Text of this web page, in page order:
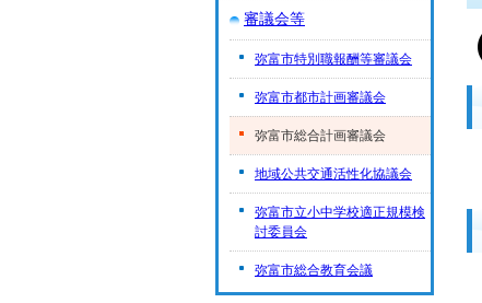
審議会等
弥富市特別職報酬等審議会
弥富市都市計画審議会
弥富市総合計画審議会
地域公共交通活性化協議会
弥富市立小中学校適正規模検
討委員会
弥富市総合教育会議